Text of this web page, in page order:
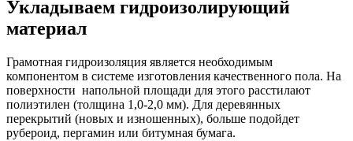
Укладываем гидроизолирующий
материал
Грамотная гидроизоляция является необходимым
компонентом в системе изготовления качественного пола. На
поверхности напольной площади для этого расстилают
полиэтилен (толщина 1,0-2,0 мм). Для деревянных
перекрытий (новых и изношенных), больше подойдет
рубероид, пергамин или битумная бумага.